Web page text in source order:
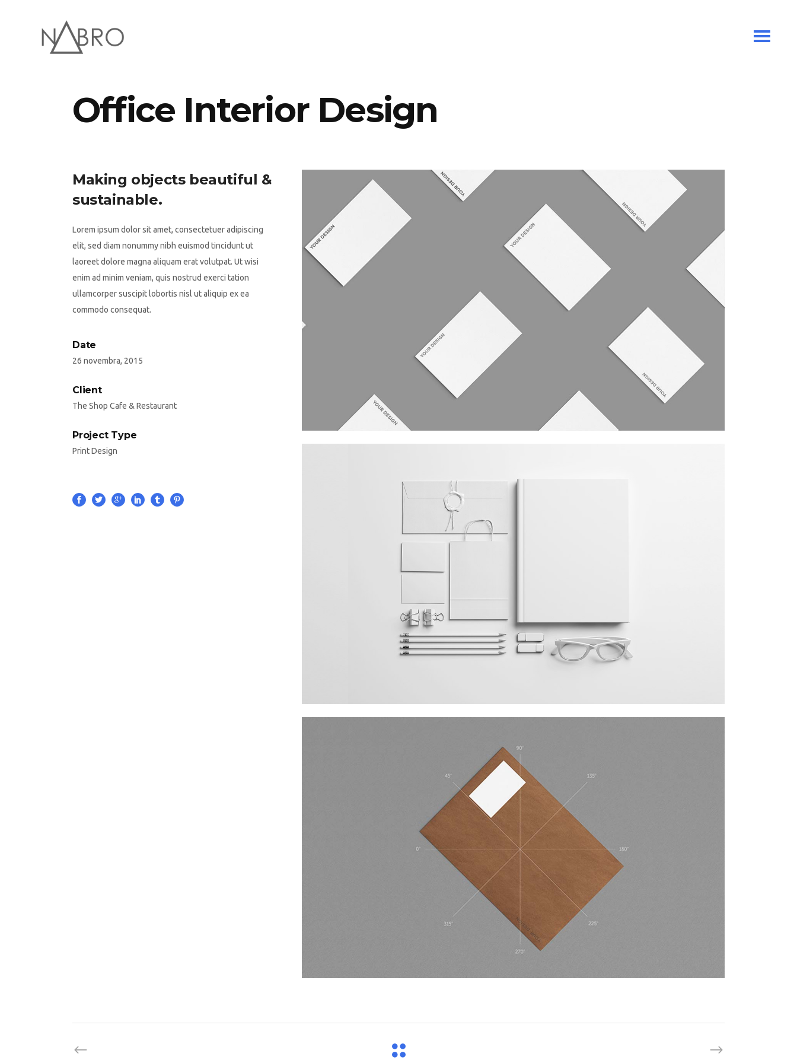
Office Interior Design
Making objects beautiful &
sustainable.
Lorem ipsum dolor sit amet, consectetuer adipiscing
elit, sed diam nonummy nibh euismod tincidunt ut
laoreet dolore magna aliquam erat volutpat. Ut wisi
enim ad minim veniam, quis nostrud exerci tation
ullamcorper suscipit lobortis nisl ut aliquip ex ea
commodo consequat.
Date
26 novembra, 2015
Client
The Shop Cafe & Restaurant
Project Type
Print Design